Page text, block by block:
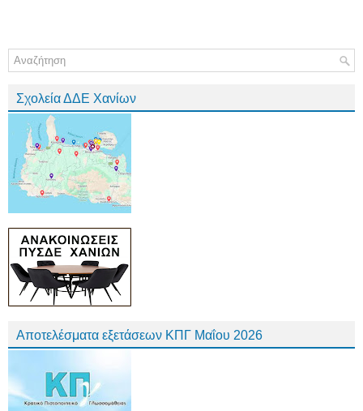
Σχολεία ΔΔΕ Χανίων
Αποτελέσματα εξετάσεων ΚΠΓ Μαΐου 2026